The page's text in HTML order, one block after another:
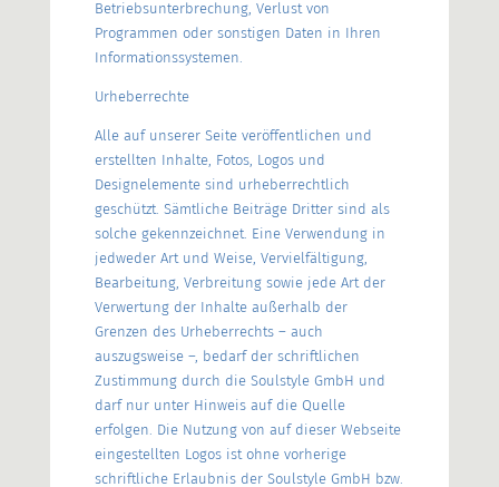
Betriebsunterbrechung, Verlust von
Programmen oder sonstigen Daten in Ihren
Informationssystemen.
Urheberrechte
Alle auf unserer Seite veröffentlichen und
erstellten Inhalte, Fotos, Logos und
Designelemente sind urheberrechtlich
geschützt. Sämtliche Beiträge Dritter sind als
solche gekennzeichnet. Eine Verwendung in
jedweder Art und Weise, Vervielfältigung,
Bearbeitung, Verbreitung sowie jede Art der
Verwertung der Inhalte außerhalb der
Grenzen des Urheberrechts – auch
auszugsweise –, bedarf der schriftlichen
Zustimmung durch die Soulstyle GmbH und
darf nur unter Hinweis auf die Quelle
erfolgen. Die Nutzung von auf dieser Webseite
eingestellten Logos ist ohne vorherige
schriftliche Erlaubnis der Soulstyle GmbH bzw.